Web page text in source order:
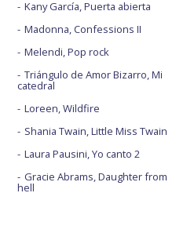
Kany García, Puerta abierta
Madonna, Confessions II
Melendi, Pop rock
Triángulo de Amor Bizarro, Mi
catedral
Loreen, Wildfire
Shania Twain, Little Miss Twain
Laura Pausini, Yo canto 2
Gracie Abrams, Daughter from
hell